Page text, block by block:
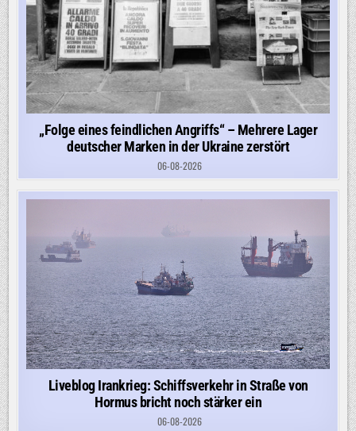
„Folge eines feindlichen Angriffs“ – Mehrere Lager
deutscher Marken in der Ukraine zerstört
06-08-2026
Liveblog Irankrieg: Schiffsverkehr in Straße von
Hormus bricht noch stärker ein
06-08-2026